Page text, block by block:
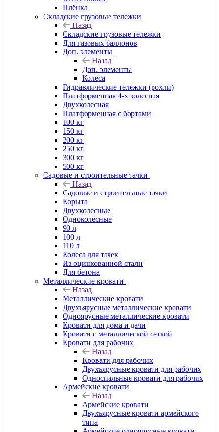
Плёнка
Складские грузовые тележки
Назад
Складские грузовые тележки
Для газовых баллонов
Доп. элементы
Назад
Доп. элементы
Колеса
Гидравлические тележки (рохли)
Платформенная 4-х колесная
Двухколесная
Платформенная с бортами
100 кг
150 кг
200 кг
250 кг
300 кг
500 кг
Садовые и строительные тачки
Назад
Садовые и строительные тачки
Корыта
Двухколесные
Одноколесные
90 л
100 л
110 л
Колеса для тачек
Из оцинкованной стали
Для бетона
Металлические кровати
Назад
Металлические кровати
Двухъярусные металлические кровати
Одноярусные металлические кровати
Кровати для дома и дачи
Кровати с металлической сеткой
Кровати для рабочих
Назад
Кровати для рабочих
Двухъярусные кровати для рабочих
Односпальные кровати для рабочих
Армейские кровати
Назад
Армейские кровати
Двухъярусные кровати армейского
типа